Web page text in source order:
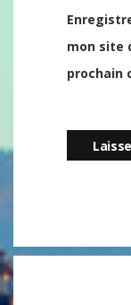
mon site
prochain